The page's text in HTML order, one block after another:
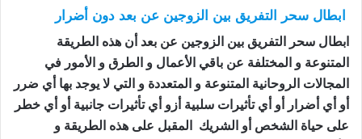
ابطال سحر التفريق بين الزوجين عن بعد دون أضرار
ابطال سحر التفريق بين الزوجين عن بعد أن هذه الطريقة
المتنوعة و المختلفة عن باقي الأعمال و الطرق و الأمور في
المجالات الروحانية المتنوعة و المتعددة و التي لا يوجد بها أي ضرر
أو أي أضرار أو أي تأثيرات سلبية أزو أي تأثيرات جانبية أو أي خطر
على حياة الشخص أو الشريك المقبل على هذه الطريقة و